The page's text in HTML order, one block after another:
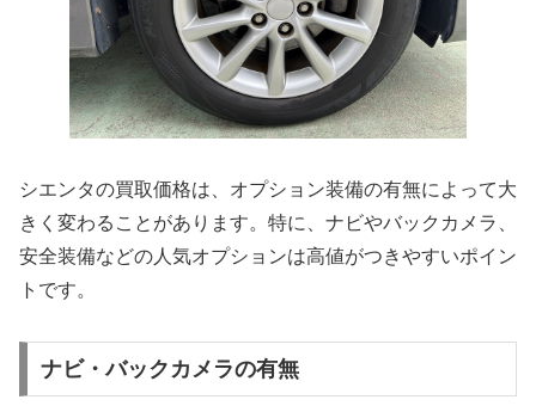
シエンタの買取価格は、オプション装備の有無によって大
きく変わることがあります。特に、ナビやバックカメラ、
安全装備などの人気オプションは高値がつきやすいポイン
トです。
ナビ・バックカメラの有無